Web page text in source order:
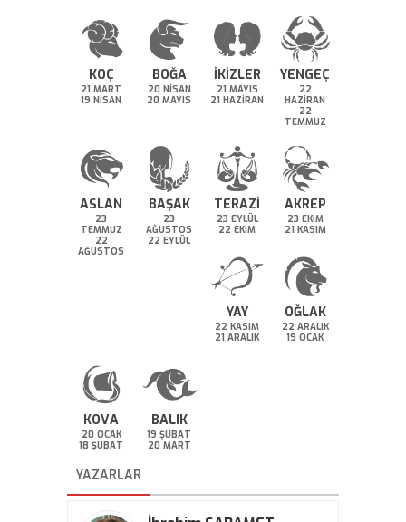
KOÇ
21 MART
19 NİSAN
BOĞA
20 NİSAN
20 MAYIS
İKİZLER
21 MAYIS
21 HAZİRAN
YENGEÇ
22
HAZİRAN
22
TEMMUZ
ASLAN
23
TEMMUZ
22
AĞUSTOS
BAŞAK
23
AĞUSTOS
22 EYLÜL
TERAZİ
23 EYLÜL
22 EKİM
AKREP
23 EKİM
21 KASIM
YAY
22 KASIM
21 ARALIK
OĞLAK
22 ARALIK
19 OCAK
KOVA
20 OCAK
18 ŞUBAT
BALIK
19 ŞUBAT
20 MART
YAZARLAR